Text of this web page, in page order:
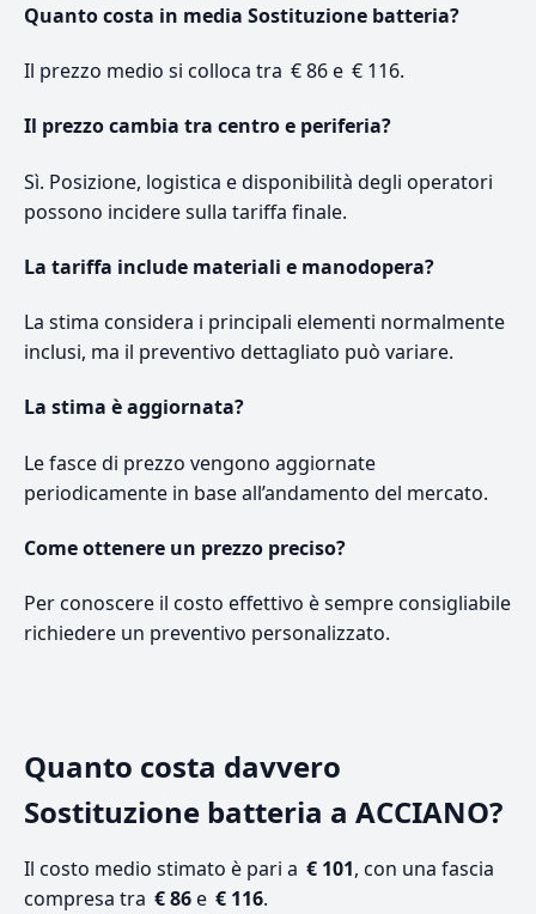
Quanto costa in media Sostituzione batteria?
Il prezzo medio si colloca tra € 86 e € 116.
Il prezzo cambia tra centro e periferia?
Sì. Posizione, logistica e disponibilità degli operatori
possono incidere sulla tariffa finale.
La tariffa include materiali e manodopera?
La stima considera i principali elementi normalmente
inclusi, ma il preventivo dettagliato può variare.
La stima è aggiornata?
Le fasce di prezzo vengono aggiornate
periodicamente in base all’andamento del mercato.
Come ottenere un prezzo preciso?
Per conoscere il costo effettivo è sempre consigliabile
richiedere un preventivo personalizzato.
Quanto costa davvero
Sostituzione batteria a ACCIANO?
Il costo medio stimato è pari a € 101, con una fascia
compresa tra € 86e € 116.